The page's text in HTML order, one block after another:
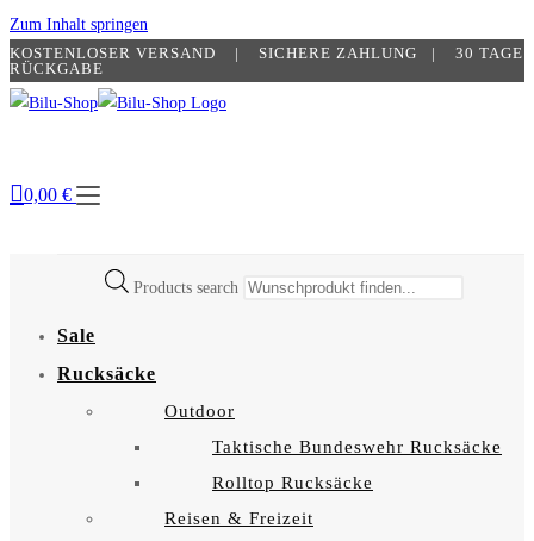
Zum Inhalt springen
KOSTENLOSER VERSAND | SICHERE ZAHLUNG​ | 30 TAGE
RÜCKGABE
0,00 €
Products search
Sale
Rucksäcke
Outdoor
Taktische Bundeswehr Rucksäcke
Rolltop Rucksäcke
Reisen & Freizeit